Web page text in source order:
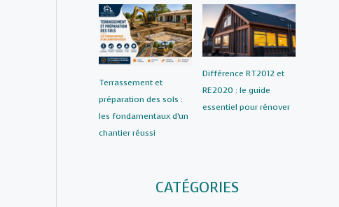
Terrassement et
préparation des sols :
les fondamentaux d’un
chantier réussi
Différence RT2012 et
RE2020 : le guide
essentiel pour rénover
CATÉGORIES